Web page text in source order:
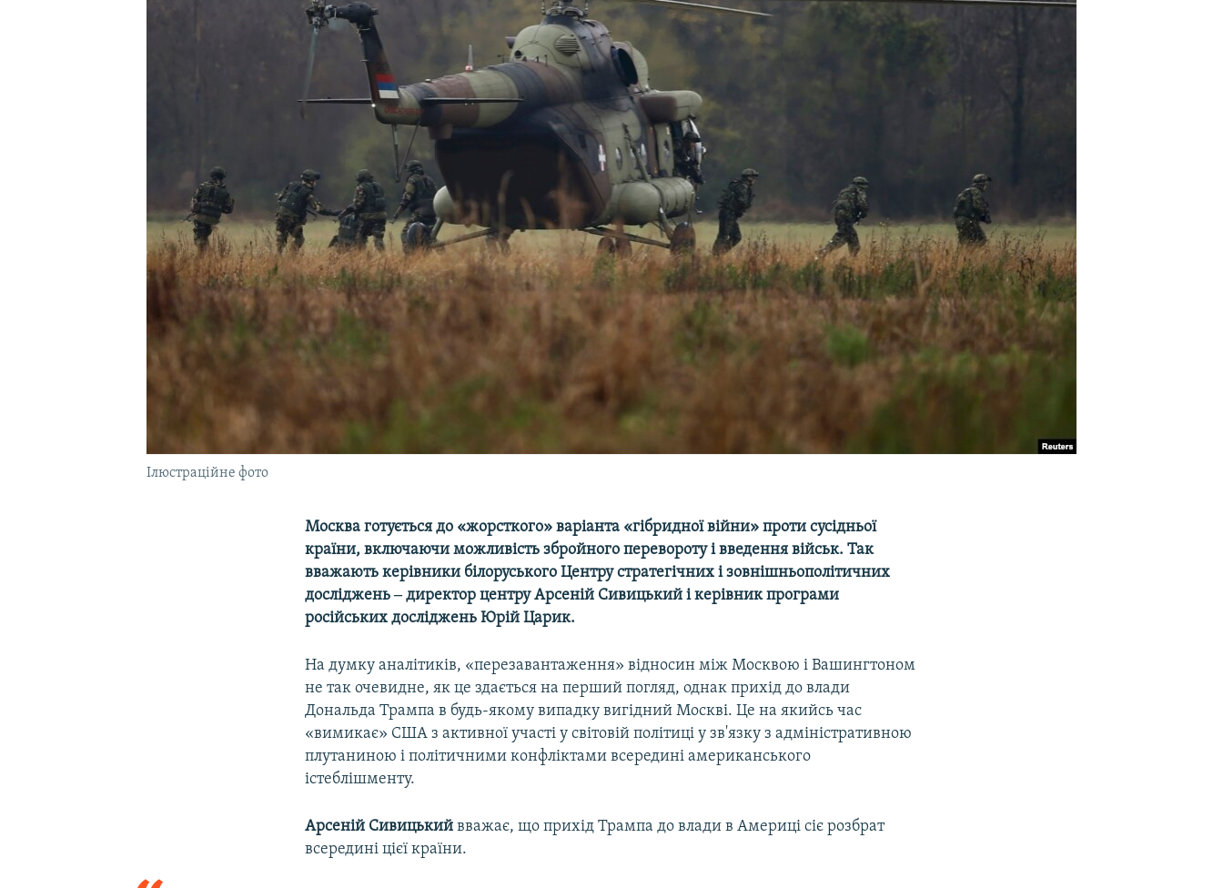
Ілюстраційне фото
Москва готується до «жорсткого» варіанта «гібридної війни» проти сусідньої
країни, включаючи можливість збройного перевороту і введення військ. Так
вважають керівники білоруського Центру стратегічних і зовнішньополітичних
досліджень ‒ директор центру Арсеній Сивицький і керівник програми
російських досліджень Юрій Царик.
На думку аналітиків, «перезавантаження» відносин між Москвою і Вашингтоном
не так очевидне, як це здається на перший погляд, однак прихід до влади
Дональда Трампа в будь-якому випадку вигідний Москві. Це на якийсь час
«вимикає» США з активної участі у світовій політиці у зв'язку з адміністративною
плутаниною і політичними конфліктами всередині американського
істеблішменту.
Арсеній Сивицькийвважає, що прихід Трампа до влади в Америці сіє розбрат
всередині цієї країни.